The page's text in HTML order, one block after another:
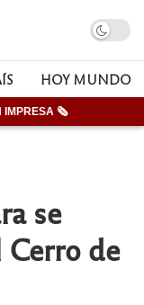
HOY MUNDO
IMPRESA 🗞
se
de